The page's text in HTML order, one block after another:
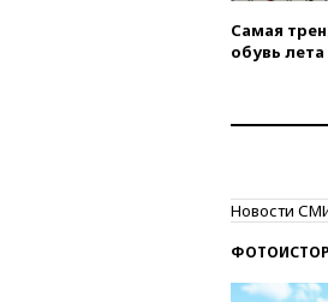
Самая
обувь лета
Новости